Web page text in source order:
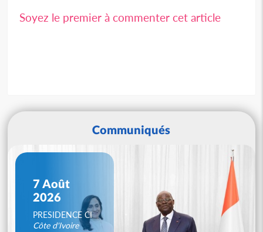
Soyez le premier à commenter cet article
Communiqués
7 Août
2026
PRESIDENCE CI
Côte d'Ivoire